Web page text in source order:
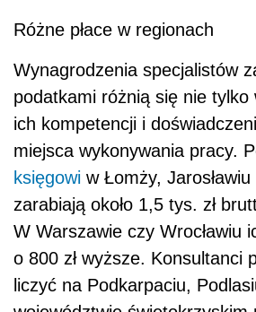
Różne płace w regionach
Wynagrodzenia specjalistów
podatkami różnią się nie tylko
ich kompetencji i
miejsca wykonywania pracy.
księgowi w Łomży,
zarabiają około 1,5 tys. zł
W Warszawie czy Wrocławiu
o 800 zł wyższe. Konsultanci
liczyć na Podkarpaciu,